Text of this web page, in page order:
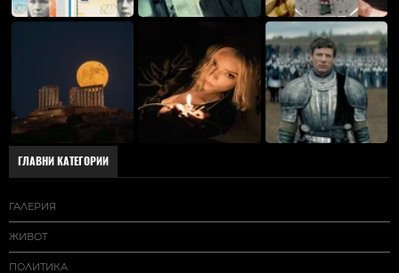
ГЛАВНИ КАТЕГОРИИ
ГАЛЕРИЯ
ЖИВОТ
ПОЛИТИКА